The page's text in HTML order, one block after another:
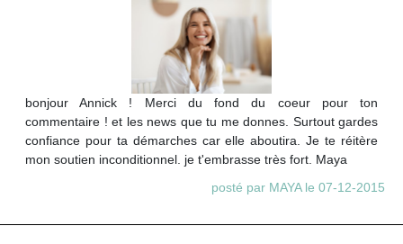
bonjour Annick ! Merci du fond du coeur pour ton
commentaire ! et les news que tu me donnes. Surtout gardes
confiance pour ta démarches car elle aboutira. Je te réitère
mon soutien inconditionnel. je t'embrasse très fort. Maya
posté par MAYA le 07-12-2015